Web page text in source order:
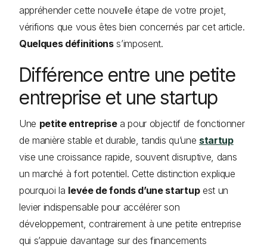
appréhender cette nouvelle étape de votre projet,
vérifions que vous êtes bien concernés par cet article.
Quelques définitionss’imposent.
Différence entre une petite
entreprise et une startup
Une petite entreprisea pour objectif de fonctionner
de manière stable et durable, tandis qu’une startup
vise une croissance rapide, souvent disruptive, dans
un marché à fort potentiel. Cette distinction explique
pourquoi la levée de fonds d’une startupest un
levier indispensable pour accélérer son
développement, contrairement à une petite entreprise
qui s’appuie davantage sur des financements